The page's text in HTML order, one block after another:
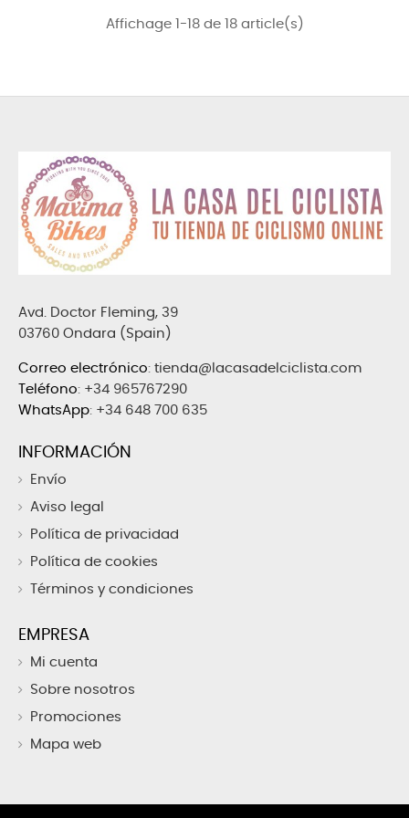
Affichage 1-18 de 18 article(s)
Avd. Doctor Fleming, 39
03760 Ondara (Spain)
Correo electrónico: tienda@lacasadelciclista.com
Teléfono: +34 965767290
WhatsApp: +34 648 700 635
INFORMACIÓN
Envío
Aviso legal
Política de privacidad
Política de cookies
Términos y condiciones
EMPRESA
Mi cuenta
Sobre nosotros
Promociones
Mapa web